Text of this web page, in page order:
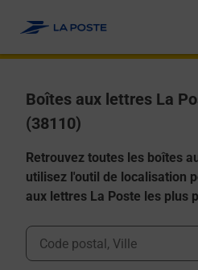
Boîtes aux lettres La
(38110)
Retrouvez toutes les boîtes
utilisez l'outil de localisation
aux lettres La Poste les plus
Ville, Département, Code Postal